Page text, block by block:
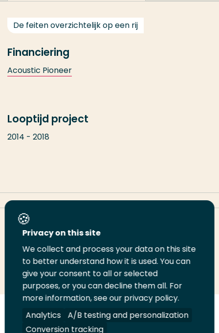
De feiten overzichtelijk op een rij
Financiering
Acoustic Pioneer
Looptijd project
2014 - 2018
Deel deze pagina
Deel
LinkedIn
Deel
op
Twitter
Deel
op
Facebook
Email
deze
pagina
Print
deze
pagina
Volg
ons
Volg
ons
Volg
ons
Volg
ons
Privacy on this site
We collect and process your data on this site
to better understand how it is used. You can
give your consent to all or selected
purposes, or you can decline them all. For
more information, see our privacy policy.
Analytics
A/B testing and personalization
Conversion tracking